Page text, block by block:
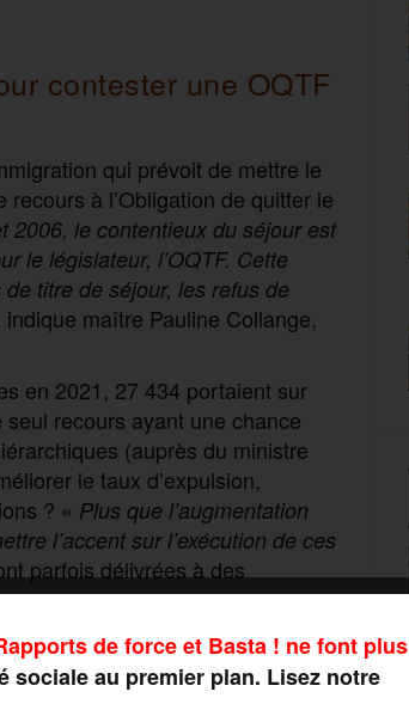
contester une OQTF
qui prévoit de mettre le
à l’Obligation de quitter le
2006, le contentieux du séjour est
le législateur, l’OQTF. Cette
titre de séjour, les refus de
maître Pauline Collange,
en 2021, 27 434 portaient sur
recours ayant une chance
(auprès du ministre
le taux d’expulsion,
? « Plus que l’augmentation
l’accent sur l’exécution de ces
parfois délivrées à des
à l’instar d’autres
des délais très courts pour juger,
de force et Basta ! ne font plus
sociale au premier plan. Lisez notre